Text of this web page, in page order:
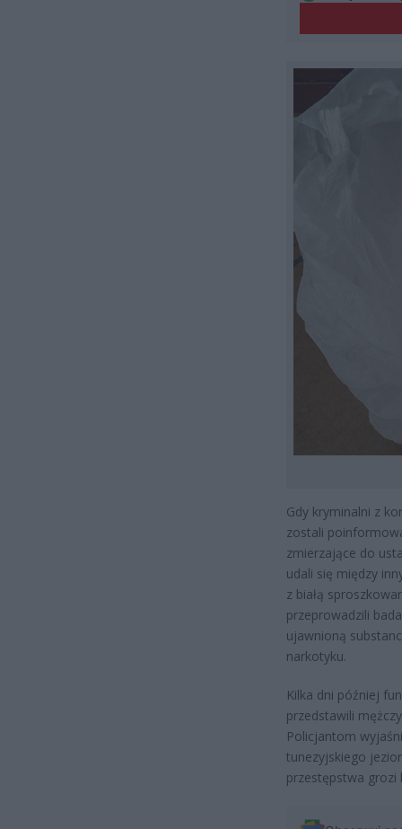
Gdy kryminalni z
zostali
zmierzające do
udali się między
z białą
przeprowadzili
ujawnioną
narkotyku.
Kilka dni później
przedstawili
Policjantom
tunezyjskiego
przestępstwa grozi